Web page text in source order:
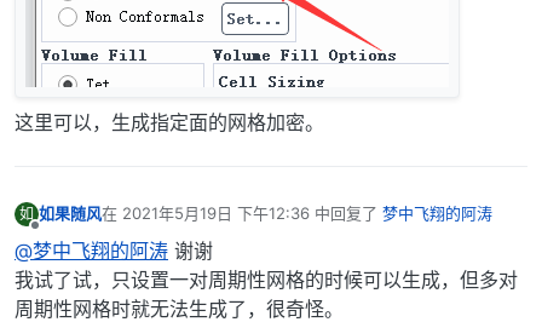
这里可以，生成指定面的网格加密。
如
离线
如果随风在 2021年5月19日 下午12:36 中回复了 梦中飞翔的阿涛
最后由 编辑
@梦中飞翔的阿涛 谢谢
我试了试，只设置一对周期性网格的时候可以生成，但多对
周期性网格时就无法生成了，很奇怪。